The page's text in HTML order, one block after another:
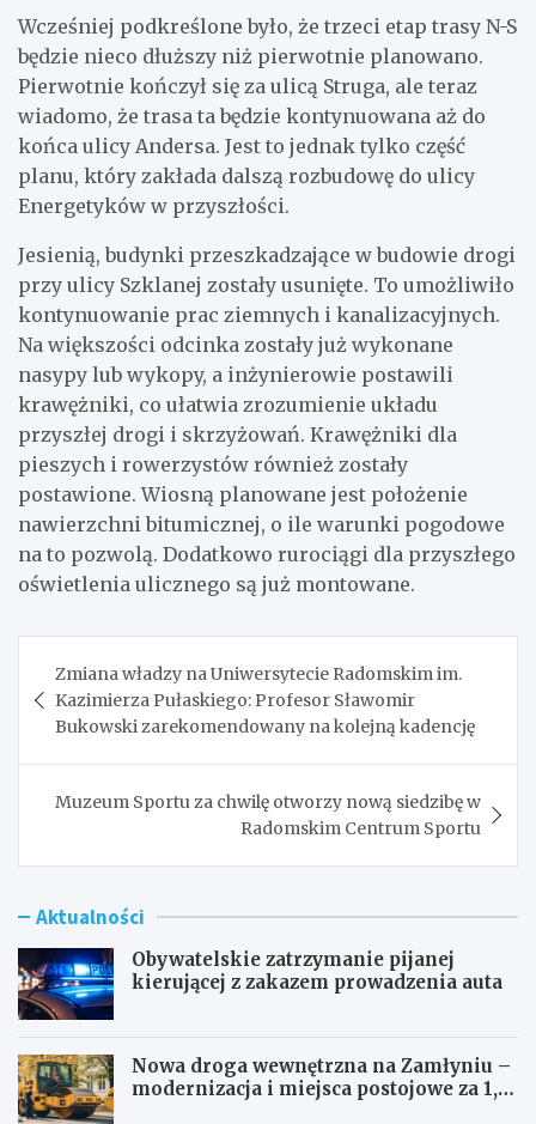
Wcześniej podkreślone było, że trzeci etap trasy N-S
będzie nieco dłuższy niż pierwotnie planowano.
Pierwotnie kończył się za ulicą Struga, ale teraz
wiadomo, że trasa ta będzie kontynuowana aż do
końca ulicy Andersa. Jest to jednak tylko część
planu, który zakłada dalszą rozbudowę do ulicy
Energetyków w przyszłości.
Jesienią, budynki przeszkadzające w budowie drogi
przy ulicy Szklanej zostały usunięte. To umożliwiło
kontynuowanie prac ziemnych i kanalizacyjnych.
Na większości odcinka zostały już wykonane
nasypy lub wykopy, a inżynierowie postawili
krawężniki, co ułatwia zrozumienie układu
przyszłej drogi i skrzyżowań. Krawężniki dla
pieszych i rowerzystów również zostały
postawione. Wiosną planowane jest położenie
nawierzchni bitumicznej, o ile warunki pogodowe
na to pozwolą. Dodatkowo rurociągi dla przyszłego
oświetlenia ulicznego są już montowane.
wpisu
Zmiana władzy na Uniwersytecie Radomskim im.
Kazimierza Pułaskiego: Profesor Sławomir
Bukowski zarekomendowany na kolejną kadencję
Muzeum Sportu za chwilę otworzy nową siedzibę w
Radomskim Centrum Sportu
Aktualności
Obywatelskie zatrzymanie pijanej
kierującej z zakazem prowadzenia auta
Nowa droga wewnętrzna na Zamłyniu –
modernizacja i miejsca postojowe za 1,1